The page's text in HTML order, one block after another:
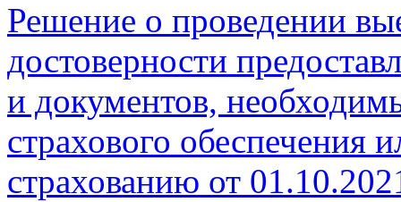
Решение о проведении
достоверности
и документов,
страхового обеспечения
страхованию от